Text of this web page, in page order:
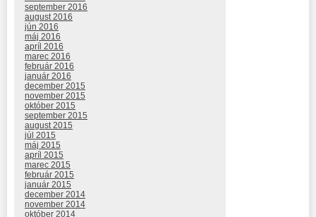
september 2016
august 2016
jún 2016
máj 2016
apríl 2016
marec 2016
február 2016
január 2016
december 2015
november 2015
október 2015
september 2015
august 2015
júl 2015
máj 2015
apríl 2015
marec 2015
február 2015
január 2015
december 2014
november 2014
október 2014